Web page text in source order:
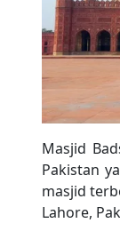
Masjid
Pakistan
masjid
Lahore,